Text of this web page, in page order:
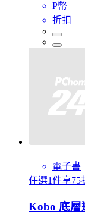
P幣
折扣
電子書
任選1件享75
Kobo 底層